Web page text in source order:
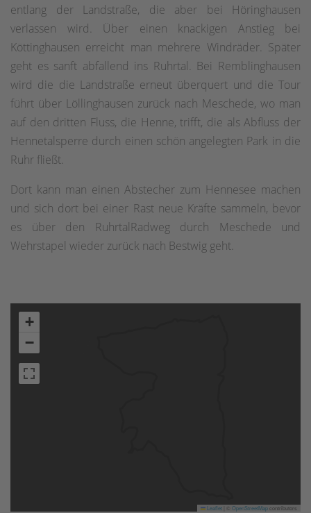
entlang der Landstraße, die aber bei Höringhausen
verlassen wird. Über einen knackigen Anstieg bei
Köttinghausen erreicht man mehrere Windräder. Später
geht es sanft abfallend ins Ruhrtal. Bei Remblinghausen
wird die die Landstraße erneut überquert und die Tour
führt über Löllinghausen zurück nach Meschede, wo man
auf den dritten Fluss, die Henne, trifft, die als Abfluss der
Hennetalsperre durch einen schön angelegten Park in die
Ruhr fließt.
Dort kann man einen Abstecher zum Hennesee machen
und sich dort bei einer Rast neue Kräfte sammeln, bevor
es über den RuhrtalRadweg durch Meschede und
Wehrstapel wieder zurück nach Bestwig geht.
+
−
Leaflet OpenStreetMapcontributors